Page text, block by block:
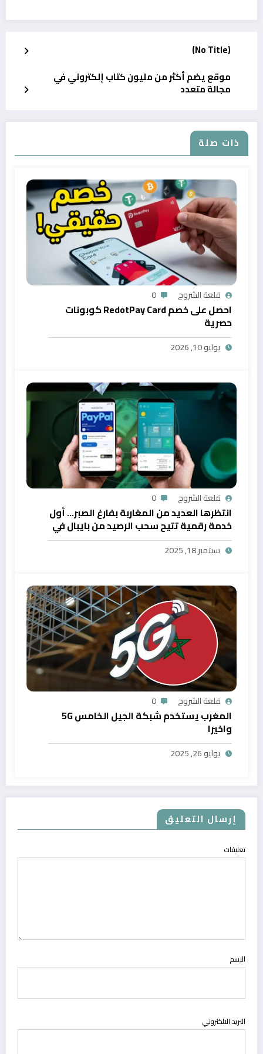
(No Title)
موقع يضم أكثر من مليون كتاب إلكتروني في
مجالة متعدد
ذات صلة
قلعة الشروح 0
احصل على خصم RedotPay Card كوبونات
حصرية
يوليو 10, 2026
قلعة الشروح 0
انتظرها العديد من المغاربة بفارغ الصبر… أول
خدمة رقمية تتيح سحب الرصيد من بايبال في
المغرب
سبتمبر 18, 2025
قلعة الشروح 0
المغرب يستخدم شبكة الجيل الخامس 5G
واخيرا
يوليو 26, 2025
إرسال التعليق
تعليقات
الاسم
البريد الالكتروني